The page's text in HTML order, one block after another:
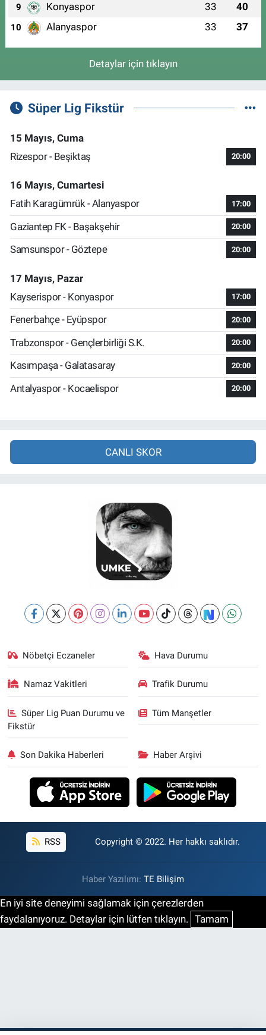
9 Konyaspor 33 40
10 Alanyaspor 33 37
Detaylar için tıklayın
Süper Lig Fikstür
15 Mayıs, Cuma
Rizespor - Beşiktaş
20:00
16 Mayıs, Cumartesi
Fatih Karagümrük - Alanyaspor
17:00
Gaziantep FK - Başakşehir 20:00
Samsunspor - Göztepe 20:00
17 Mayıs, Pazar
Kayserispor - Konyaspor
17:00
Fenerbahçe - Eyüpspor 20:00
Trabzonspor - Gençlerbirliği S.K. 20:00
Kasımpaşa - Galatasaray 20:00
Antalyaspor - Kocaelispor 20:00
CANLI SKOR
Nöbetçi Eczaneler Hava Durumu
Namaz Vakitleri Trafik Durumu
Süper Lig Puan Durumu ve
Fikstür
Tüm Manşetler
Son Dakika Haberleri Haber Arşivi
RSS Copyright © 2022. Her hakkı saklıdır.
Haber Yazılımı: TE Bilişim
En iyi site deneyimi sağlamak için çerezlerden
faydalanıyoruz. Detaylar için lütfen tıklayın. Tamam